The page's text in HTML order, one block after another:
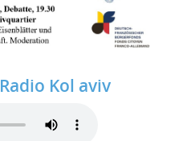
Kol aviv